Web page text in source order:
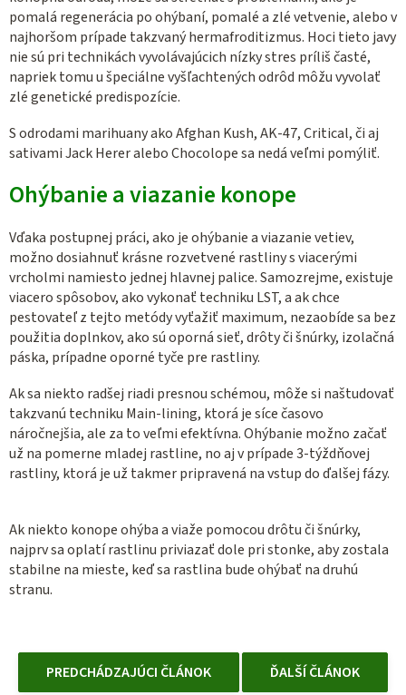
pomalá regenerácia po ohýbaní, pomalé a zlé vetvenie, alebo v
najhoršom prípade takzvaný hermafroditizmus. Hoci tieto javy
nie sú pri technikách vyvolávajúcich nízky stres príliš časté,
napriek tomu u špeciálne vyšľachtených odrôd môžu vyvolať
zlé genetické predispozície.
S odrodami marihuany ako Afghan Kush, AK-47, Critical, či aj
sativami Jack Herer alebo Chocolope sa nedá veľmi pomýliť.
Ohýbanie a viazanie konope
Vďaka postupnej práci, ako je ohýbanie a viazanie vetiev,
možno dosiahnuť krásne rozvetvené rastliny s viacerými
vrcholmi namiesto jednej hlavnej palice. Samozrejme, existuje
viacero spôsobov, ako vykonať techniku LST, a ak chce
pestovateľ z tejto metódy vyťažiť maximum, nezaobíde sa bez
použitia doplnkov, ako sú oporná sieť, drôty či šnúrky, izolačná
páska, prípadne oporné tyče pre rastliny.
Ak sa niekto radšej riadi presnou schémou, môže si naštudovať
takzvanú techniku Main-lining, ktorá je síce časovo
náročnejšia, ale za to veľmi efektívna. Ohýbanie možno začať
už na pomerne mladej rastline, no aj v prípade 3-týždňovej
rastliny, ktorá je už takmer pripravená na vstup do ďalšej fázy.
Ak niekto konope ohýba a viaže pomocou drôtu či šnúrky,
najprv sa oplatí rastlinu priviazať dole pri stonke, aby zostala
stabilne na mieste, keď sa rastlina bude ohýbať na druhú
stranu.
PREDCHÁDZAJÚCI ČLÁNOK ĎALŠÍ ČLÁNOK